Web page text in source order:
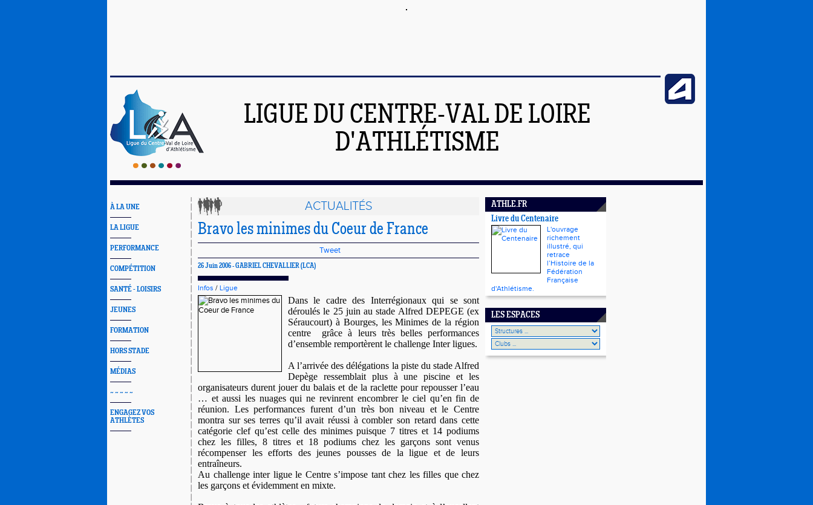
LIGUE DU CENTRE-VAL DE LOIRE
D'ATHLÉTISME
À LA UNE
LA LIGUE
PERFORMANCE
COMPÉTITION
SANTÉ - LOISIRS
JEUNES
FORMATION
HORS STADE
MÉDIAS
~ ~ ~ ~ ~
ENGAGEZ VOS
ATHLÈTES
ACTUALITÉS
Bravo les minimes du Coeur de France
Tweet
26 Juin 2006 - GABRIEL CHEVALLIER (LCA)
Infos / Ligue
Dans le cadre des Interrégionaux qui se sont
déroulés le 25 juin au stade Alfred DEPEGE (ex
Séraucourt) à Bourges, les Minimes de la région
centre
grâce à leurs très belles performances
d’ensemble remportèrent le challenge Inter ligues.
A l’arrivée des délégations la piste du stade Alfred
Depège ressemblait plus à une piscine et les
organisateurs durent jouer du balais et de la raclette pour repousser l’eau
… et aussi les nuages qui ne revinrent encombrer le ciel qu’en fin de
réunion. Les performances furent d’un très bon niveau et le Centre
montra sur ses terres qu’il avait réussi à combler son retard dans cette
catégorie clef qu’est celle des minimes puisque 7 titres et 14 podiums
chez les filles, 8 titres et 18 podiums chez les garçons sont venus
récompenser les efforts des jeunes pousses de la ligue et de leurs
entraîneurs.
Au challenge inter ligue le Centre s’impose tant chez les filles que chez
les garçons et évidemment en mixte.
ATHLE.FR
Livre du Centenaire
L'ouvrage
richement
illustré, qui
retrace
l’Histoire de la
Fédération
Française
d'Athlétisme.
LES ESPACES